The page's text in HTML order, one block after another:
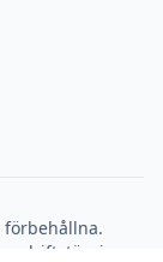
driftstörningar